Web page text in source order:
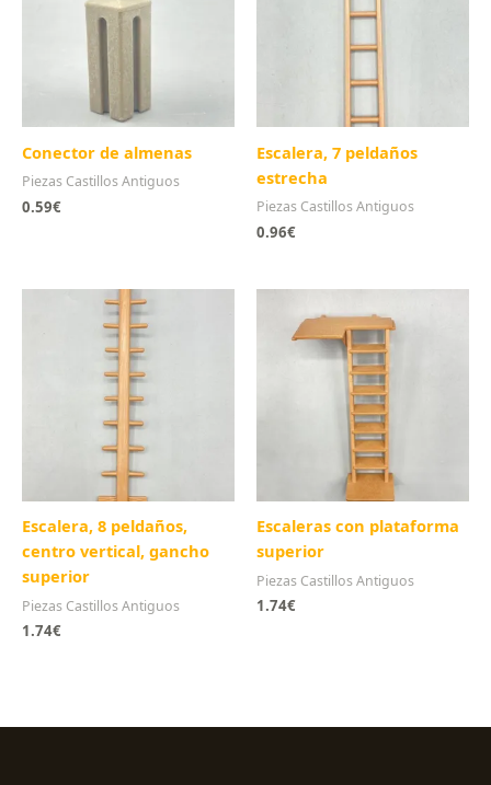
Conector de almenas
Piezas Castillos Antiguos
0.59€
Escalera, 7 peldaños
estrecha
Piezas Castillos Antiguos
0.96€
Escalera, 8 peldaños,
centro vertical, gancho
superior
Piezas Castillos Antiguos
1.74€
Escaleras con plataforma
superior
Piezas Castillos Antiguos
1.74€